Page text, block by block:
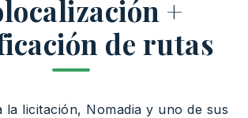
+
de rutas
la licitación, Nomadia y uno de sus